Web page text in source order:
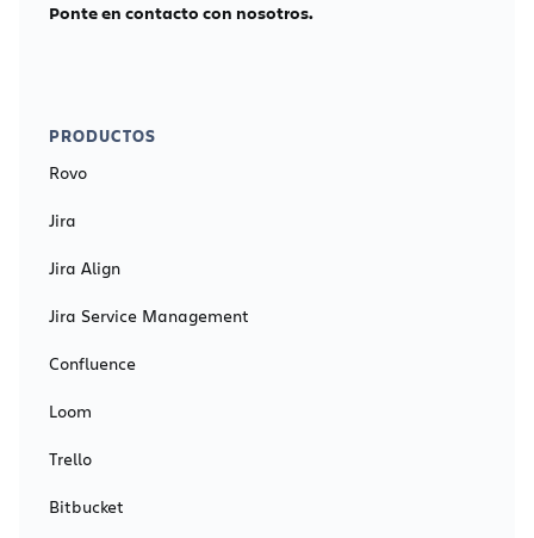
Ponte en contacto con nosotros.
PRODUCTOS
Rovo
Jira
Jira Align
Jira Service Management
Confluence
Loom
Trello
Bitbucket